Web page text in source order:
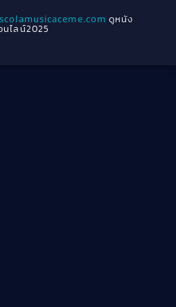
Film(4)
ดูหนัง
นไลน์2025